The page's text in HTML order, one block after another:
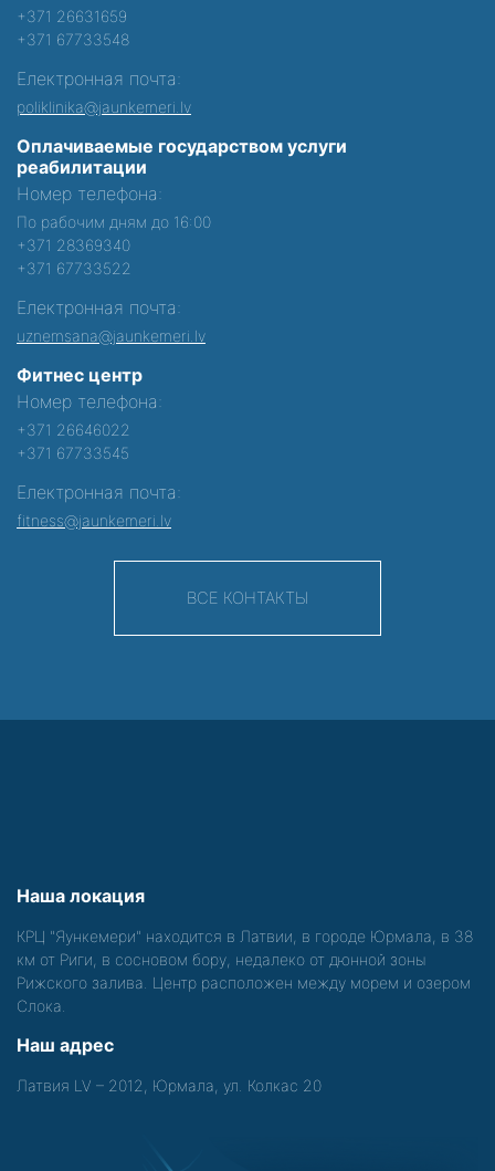
+371 26631659
+371 67733548
Електронная почта:
poliklinika@jaunkemeri.lv
Оплачиваемые государством услуги
реабилитации
Номер телефона:
По рабочим дням до 16:00
+371 28369340
+371 67733522
Електронная почта:
uznemsana@jaunkemeri.lv
Фитнес центр
Номер телефона:
+371 26646022
+371 67733545
Електронная почта:
fitness@jaunkemeri.lv
ВСЕ КОНТАКТЫ
Наша локация
КРЦ "Яункемери" находится в Латвии, в городе Юрмала, в 38
км от Риги, в сосновом бору, недалеко от дюнной зоны
Рижского залива. Центр расположен между морем и озером
Слока.
Наш адрес
Латвия LV – 2012, Юрмала, ул. Колкас 20